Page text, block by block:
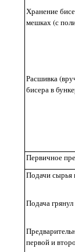
Хранение
мешках (с
Расшивка
бисера в
Первичное
Подачи сырья
Подача
первой и